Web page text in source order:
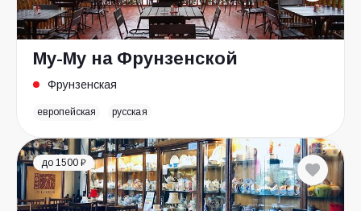
Му-Му на Фрунзенской
Фрунзенская
европейская русская
до 1500 ₽